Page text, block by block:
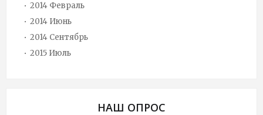
2014 Февраль
2014 Июнь
2014 Сентябрь
2015 Июль
НАШ ОПРОС